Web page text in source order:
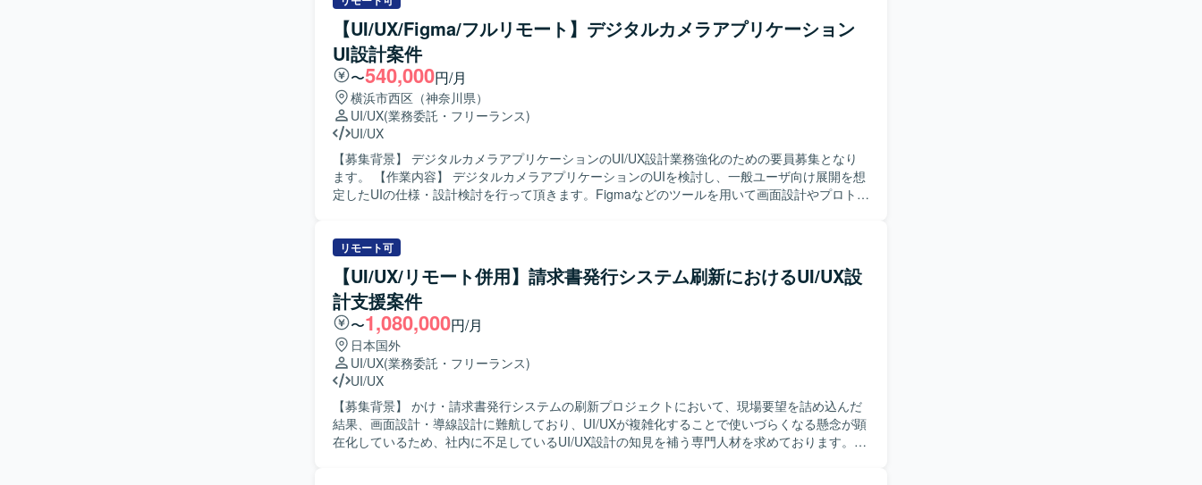
ン、プロトタイプ作成を行っていただきます。 ・v0、Lovable、Claude Code、Cursor等のAIツ
ールを活用した動くプロトタイプの作成と検証を行っていただきます。 ・事業責任者、プロダ
クトマネージャー、エンジニア、マーケティングメンバーと連携しながらプロダクトの立ち上
げと改善を推進していただきます。 ・ユーザーインタビューや定量データに基づく仮説検証、
リリース後の効果検証および改善施策の立案を行っていただきます。 ・グロースを見据えた
LP、オンボーディング、初回体験、継続利用体験の改善に取り組んでいただきます。 ・デザイ
ンシステムやコンポーネント設計の整備および運用を行っていただきます。 ・エンジニアと協
働し、実装連携や仕様調整、UIの品質担保を行っていただきます。 【求める人物像】 ・チーム
での成果創出を重視し、関係部署と連携しながら制作を進行できる方を想定しております。 ・
作って終わりではなく、届けて・試して・改善するプロセスに喜びを感じられる方を求めてお
ります。 ・ユーザー視点に立ち、成果に対して責任感を持ってクリエイティブに取り組める方
ます。 ・限られた情報から仮説を立て、高速でPDCAを回せる方を歓迎いたします。 ・自ら手
を動かし、事業数字に責任を持って取り組める方を想定しております。 【ポジションの魅力】
・AIを活用したHR領域の新規プロダクトにおいて、0→1フェーズから体験設計をリードできる
環境です。 ・事業責任者やプロダクトマネージャー、エンジニア、マーケティングメンバーと
密に連携しながら、事業開発・プロダクト開発・マーケティングを一体で推進する経験を積む
ことができます。 ・抽象度の高い事業仮説やユーザー課題から、「どのような体験にすべき
か」を定義し、検証を重ねながらプロダクトの勝ち筋をつくっていく経験ができます。 ・
Figmaや各種AIツールを活用しながら、デザインとプロトタイピングを高速に回す実践的なスキ
ルを磨くことができます。 【開発環境】 ・Figmaを中心としたUIデザインおよびプロトタイピ
ング環境を想定しております。 ・v0、Lovable、Claude Code、Cursor等のAIツールを併用しな
がらプロトタイプの作成と検証を行う環境です。
【UI/UX/Figma/フルリモート】デジタルカメラアプリケーション
UI設計案件
〜540,000円/月
横浜市西区（神奈川県）
UI/UX(業務委託・フリーランス)
UI/UX
【募集背景】 デジタルカメラアプリケーションのUI/UX設計業務強化のための要員募集となり
ます。 【作業内容】 デジタルカメラアプリケーションのUIを検討し、一般ユーザ向け展開を想
定したUIの仕様・設計検討を行って頂きます。Figmaなどのツールを用いて画面設計やプロトタ
係者と円滑にコミュニケーションを取りながら業務を推進できる方にマッチするポジションで
す。 【ポジションの魅力】 デジタルカメラ分野におけるアプリケーションUI/UX設計に携わる
ことで、一般ユーザ向けサービスの使い勝手向上に直接貢献できる案件です。Figmaなどの最新
ツールを活用しながら、UI/UX設計スキルをさらに高めて頂けます。 【開発環境】 Figma、
GitHub、JIRA、PowerPointを中心とした環境で作業して頂きます。
リモート可
【UI/UX/リモート併用】請求書発行システム刷新におけるUI/UX設
計支援案件
〜1,080,000円/月
日本国外
UI/UX(業務委託・フリーランス)
UI/UX
【募集背景】 かけ・請求書発行システムの刷新プロジェクトにおいて、現場要望を詰め込んだ
結果、画面設計・導線設計に難航しており、UI/UXが複雑化することで使いづらくなる懸念が顕
在化しているため、社内に不足しているUI/UX設計の知見を補う専門人材を求めております。